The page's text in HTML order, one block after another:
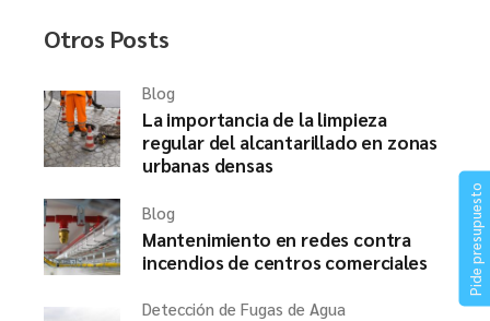
Otros Posts
Blog
La importancia de la limpieza
regular del alcantarillado en zonas
urbanas densas
Blog
Mantenimiento en redes contra
incendios de centros comerciales
Detección de Fugas de Agua
Pide presupuesto